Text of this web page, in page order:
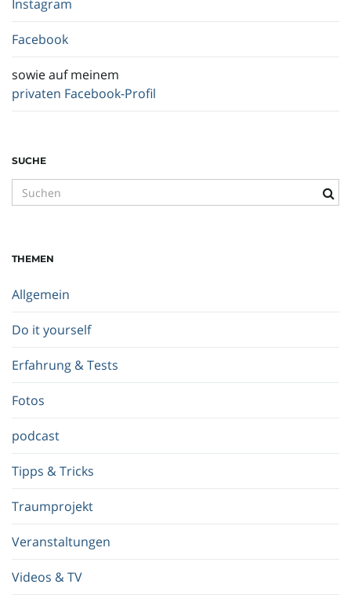
Instagram
Facebook
sowie auf meinem
privaten Facebook-Profil
SUCHE
u
b
g
i
f
.
.
.
THEMEN
Allgemein
Do it yourself
Erfahrung & Tests
Fotos
podcast
Tipps & Tricks
Traumprojekt
Veranstaltungen
Videos & TV